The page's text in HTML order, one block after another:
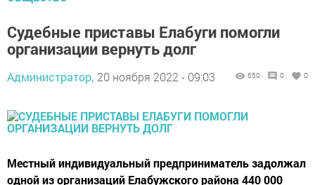
Судебные приставы Елабуги помогли
организации вернуть долг
Администратор, 20 ноября 2022 - 09:03 650 0 0
Местный индивидуальный предприниматель задолжал
одной из организаций Елабужского района 440 000